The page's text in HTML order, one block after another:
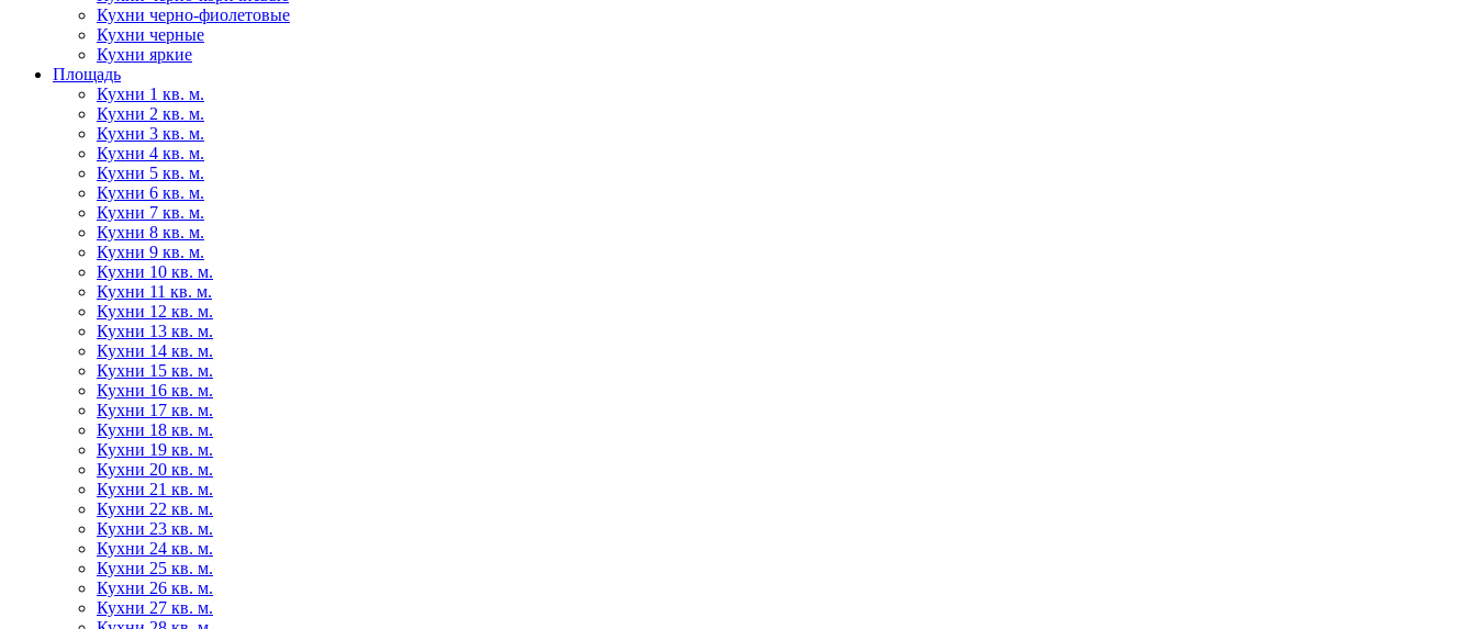
Кухни черно-фиолетовые
Кухни черные
Кухни яркие
Площадь
Кухни 1 кв. м.
Кухни 2 кв. м.
Кухни 3 кв. м.
Кухни 4 кв. м.
Кухни 5 кв. м.
Кухни 6 кв. м.
Кухни 7 кв. м.
Кухни 8 кв. м.
Кухни 9 кв. м.
Кухни 10 кв. м.
Кухни 11 кв. м.
Кухни 12 кв. м.
Кухни 13 кв. м.
Кухни 14 кв. м.
Кухни 15 кв. м.
Кухни 16 кв. м.
Кухни 17 кв. м.
Кухни 18 кв. м.
Кухни 19 кв. м.
Кухни 20 кв. м.
Кухни 21 кв. м.
Кухни 22 кв. м.
Кухни 23 кв. м.
Кухни 24 кв. м.
Кухни 25 кв. м.
Кухни 26 кв. м.
Кухни 27 кв. м.